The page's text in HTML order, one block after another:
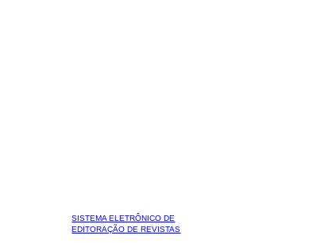
SISTEMA ELETRÔNICO DE
EDITORAÇÃO DE REVISTAS